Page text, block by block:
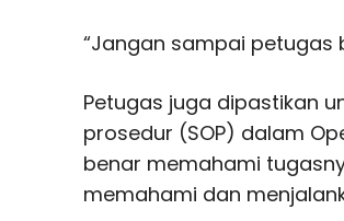
“Jangan sampai petugas
Petugas juga dipastikan
prosedur (SOP) dalam
benar memahami
memahami dan